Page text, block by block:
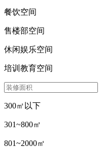
餐饮空间
售楼部空间
休闲娱乐空间
培训教育空间
300㎡以下
301~800㎡
801~2000㎡